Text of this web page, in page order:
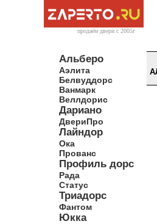
продаём двери c 2005г
Альберо
Аэлита
Белвуддорс
Ванмарк
Веллдорис
Дариано
ДвериПро
Лайндор
Ока
Прованс
Профиль дорс
Рада
Статус
Триадорс
Фантом
Юкка